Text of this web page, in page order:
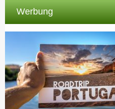
Werbung